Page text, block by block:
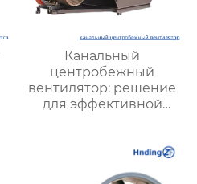
Канальный
центробежный
вентилятор: решение
для эффективной